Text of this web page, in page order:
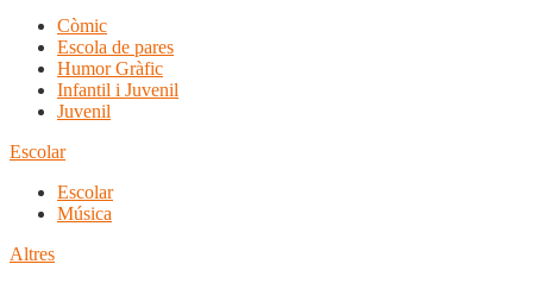
Còmic
Escola de pares
Humor Gràfic
Infantil i Juvenil
Juvenil
Escolar
Escolar
Música
Altres